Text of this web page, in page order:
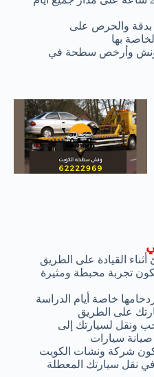
بدقة والحرص على
بها
ونش وأرخص سطحة في
القيادة على الطريق
تجربة محبطة ومثيرة
خاصة أيام الدراسة
على الطريق
ونقل لسيارتك إلى
سيارات
شركة ونشات الكويت
نقل سيارتك المعطلة